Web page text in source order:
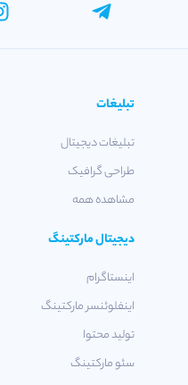
تبلیغات
تبلیغات دیجیتال
طراحی گرافیک
مشاهده همه
دیجیتال مارکتینگ
اینستاگرام
اینفلوئنسر مارکتینگ
تولید محتوا
سئو مارکتینگ